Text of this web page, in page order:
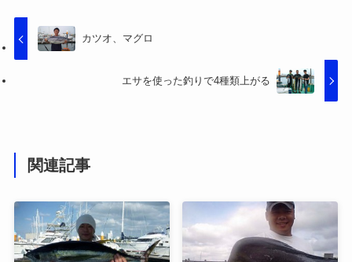
カツオ、マグロ
エサを使った釣りで4種類上がる
関連記事